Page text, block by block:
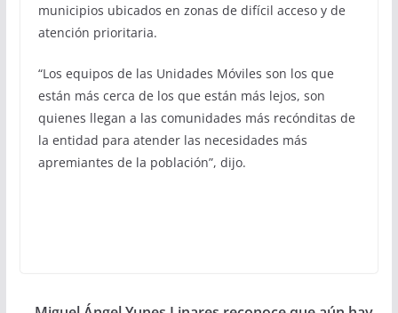
municipios ubicados en zonas de difícil acceso y de
atención prioritaria.
“Los equipos de las Unidades Móviles son los que
están más cerca de los que están más lejos, son
quienes llegan a las comunidades más recónditas de
la entidad para atender las necesidades más
apremiantes de la población”, dijo.